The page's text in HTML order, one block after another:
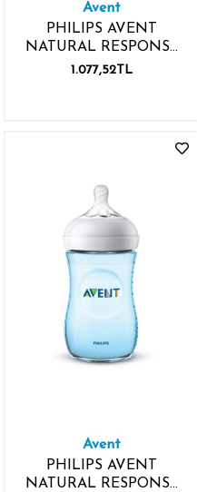
Avent
PHILIPS AVENT
NATURAL RESPONSE
PP PEMBE BİBERON
1.077,52TL
Avent
PHILIPS AVENT
NATURAL RESPONSE